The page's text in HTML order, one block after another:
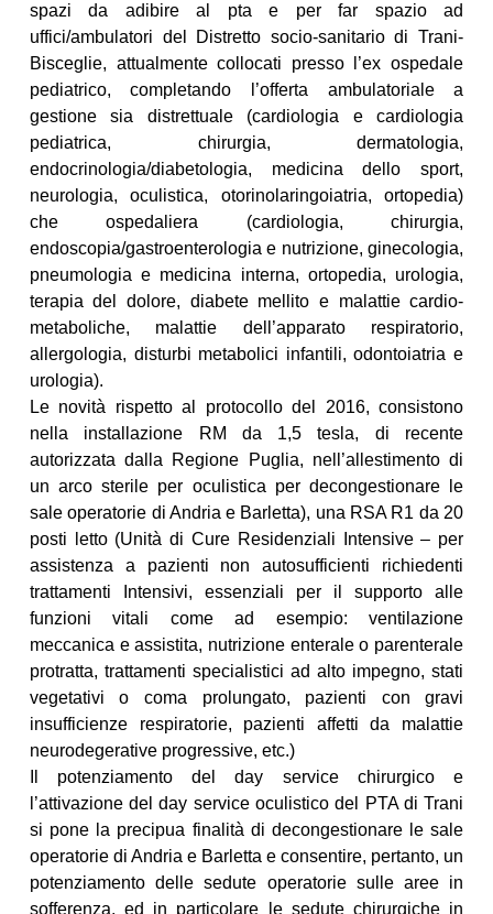
spazi da adibire al pta e per far spazio ad
uffici/ambulatori del Distretto socio-sanitario di Trani-
Bisceglie, attualmente collocati presso l’ex ospedale
pediatrico, completando l’offerta ambulatoriale a
gestione sia distrettuale (cardiologia e cardiologia
pediatrica, chirurgia, dermatologia,
endocrinologia/diabetologia, medicina dello sport,
neurologia, oculistica, otorinolaringoiatria, ortopedia)
che ospedaliera (cardiologia, chirurgia,
endoscopia/gastroenterologia e nutrizione, ginecologia,
pneumologia e medicina interna, ortopedia, urologia,
terapia del dolore, diabete mellito e malattie cardio-
metaboliche, malattie dell’apparato respiratorio,
allergologia, disturbi metabolici infantili, odontoiatria e
urologia).
Le novità rispetto al protocollo del 2016, consistono
nella installazione RM da 1,5 tesla, di recente
autorizzata dalla Regione Puglia, nell’allestimento di
un arco sterile per oculistica per decongestionare le
sale operatorie di Andria e Barletta), una RSA R1 da 20
posti letto (Unità di Cure Residenziali Intensive – per
assistenza a pazienti non autosufficienti richiedenti
trattamenti Intensivi, essenziali per il supporto alle
funzioni vitali come ad esempio: ventilazione
meccanica e assistita, nutrizione enterale o parenterale
protratta, trattamenti specialistici ad alto impegno, stati
vegetativi o coma prolungato, pazienti con gravi
insufficienze respiratorie, pazienti affetti da malattie
neurodegerative progressive, etc.)
Il potenziamento del day service chirurgico e
l’attivazione del day service oculistico del PTA di Trani
si pone la precipua finalità di decongestionare le sale
operatorie di Andria e Barletta e consentire, pertanto, un
potenziamento delle sedute operatorie sulle aree in
sofferenza, ed in particolare le sedute chirurgiche in